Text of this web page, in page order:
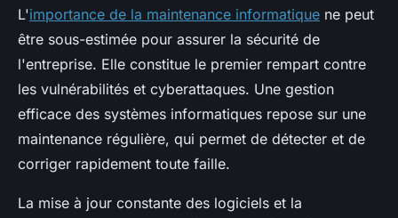
L'importance de la maintenance informatique ne peut
être sous-estimée pour assurer la sécurité de
l'entreprise. Elle constitue le premier rempart contre
les vulnérabilités et cyberattaques. Une gestion
efficace des systèmes informatiques repose sur une
maintenance régulière, qui permet de détecter et de
corriger rapidement toute faille.
La mise à jour constante des logiciels et la